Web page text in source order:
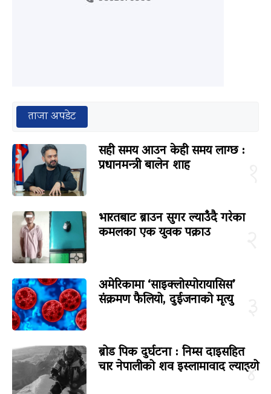
ताजा अपडेट
सही समय आउन केही समय लाग्छ :
प्रधानमन्त्री बालेन शाह
भारतबाट ब्राउन सुगर ल्याउँदै गरेका
कमलका एक युवक पक्राउ
अमेरिकामा ‘साइक्लोस्पोरायासिस’
संक्रमण फैलियो, दुईजनाको मृत्यु
४
ब्रोड पिक दुर्घटना : निम्स दाइसहित
चार नेपालीको शव इस्लामावाद ल्याइयो